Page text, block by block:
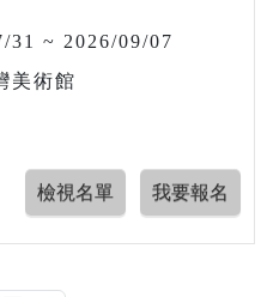
31 ~ 2026/09/07
美術館